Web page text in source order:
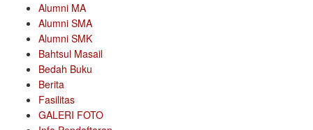
Alumni MA
Alumni SMA
Alumni SMK
Bahtsul Masail
Bedah Buku
Berita
Fasilitas
GALERI FOTO